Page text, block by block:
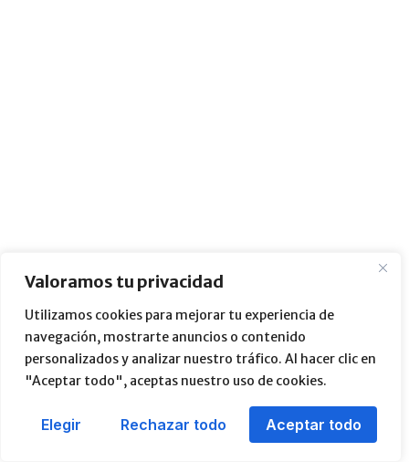
Valoramos tu privacidad
Utilizamos cookies para mejorar tu experiencia de
navegación, mostrarte anuncios o contenido
personalizados y analizar nuestro tráfico. Al hacer clic en
"Aceptar todo", aceptas nuestro uso de cookies.
Elegir Rechazar todo Aceptar todo